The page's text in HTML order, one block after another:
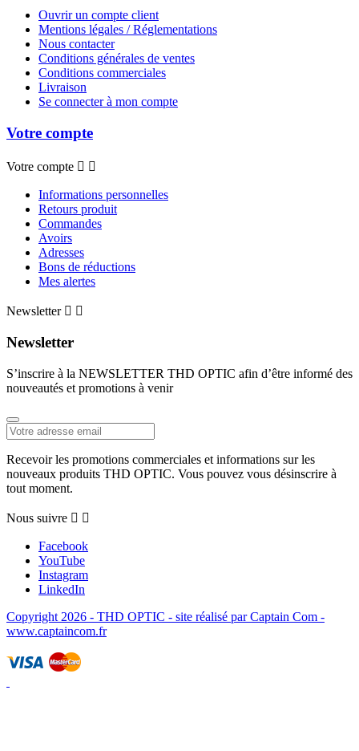
Ouvrir un compte client
Mentions légales / Réglementations
Nous contacter
Conditions générales de ventes
Conditions commerciales
Livraison
Se connecter à mon compte
Votre compte
Votre compte  
Informations personnelles
Retours produit
Commandes
Avoirs
Adresses
Bons de réductions
Mes alertes
Newsletter  
Newsletter
S’inscrire à la NEWSLETTER THD OPTIC afin d’être informé des
nouveautés et promotions à venir
Recevoir les promotions commerciales et informations sur les
nouveaux produits THD OPTIC. Vous pouvez vous désinscrire à
tout moment.
Nous suivre  
Facebook
YouTube
Instagram
LinkedIn
Copyright 2026 - THD OPTIC - site réalisé par Captain Com -
www.captaincom.fr